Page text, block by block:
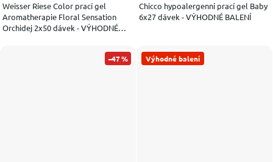
Weisser Riese Color prací gel
Aromatherapie Floral Sensation
Orchidej 2x50 dávek - VÝHODNÉ
Chicco hypoalergenní prací gel Baby
6x27 dávek - VÝHODNÉ BALENÍ
–47 % Výhodné balení